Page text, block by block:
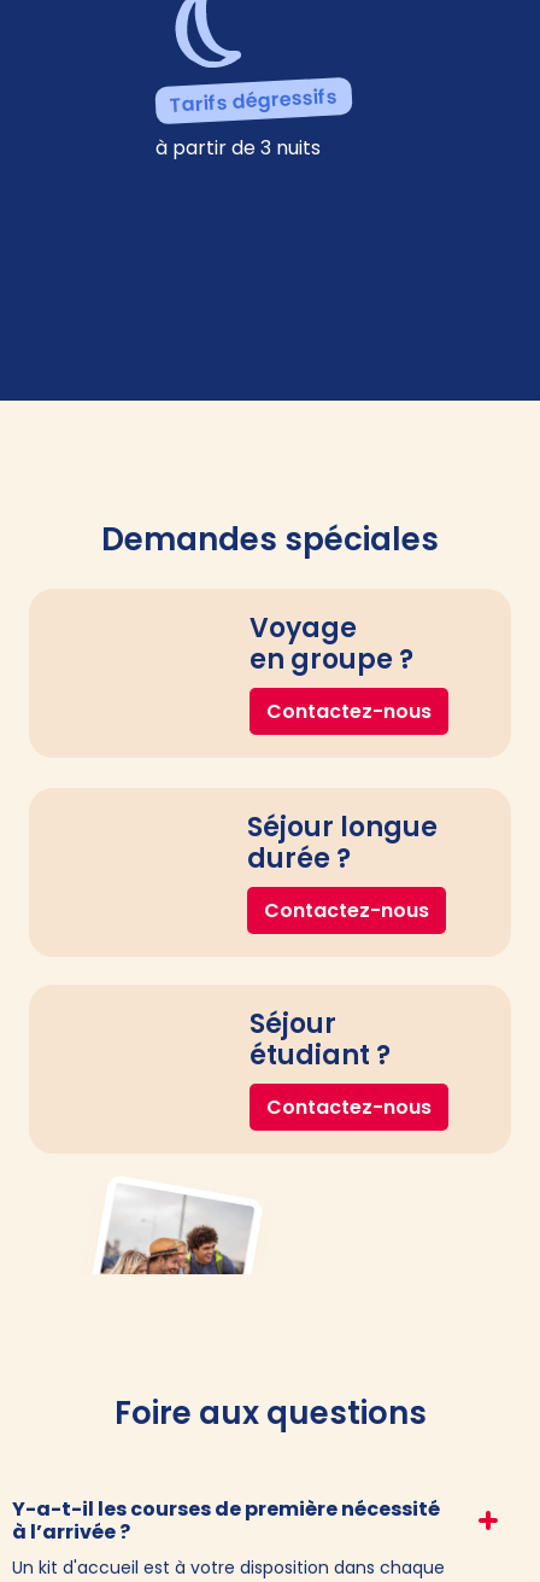
Tarifs dégressifs
à partir de 3 nuits
Demandes spéciales
Voyage
en groupe ?
Contactez-nous
Séjour longue
durée ?
Contactez-nous
Séjour
étudiant ?
Contactez-nous
Foire aux questions
Y-a-t-il les courses de première nécessité
à l’arrivée ?
Un kit d'accueil est à votre disposition dans chaque